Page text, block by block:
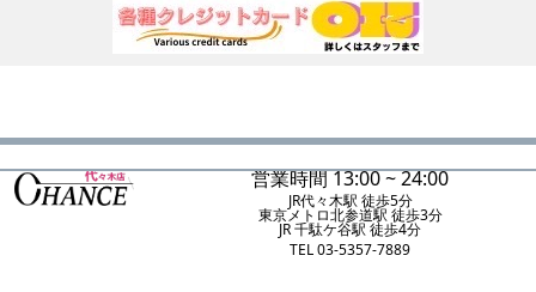
営業時間 13:00 ~ 24:00
JR代々木駅 徒歩5分
東京メトロ北参道駅 徒歩3分
JR 千駄ケ谷駅 徒歩4分
TEL 03-5357-7889